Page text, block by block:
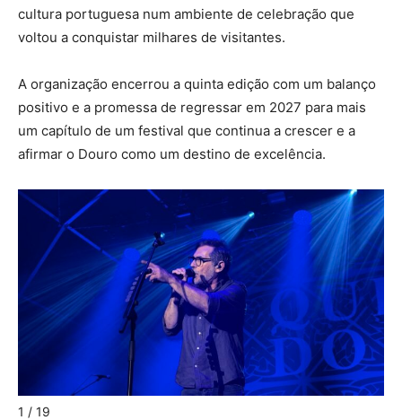
cultura portuguesa num ambiente de celebração que
voltou a conquistar milhares de visitantes.
A organização encerrou a quinta edição com um balanço
positivo e a promessa de regressar em 2027 para mais
um capítulo de um festival que continua a crescer e a
afirmar o Douro como um destino de excelência.
1 / 19